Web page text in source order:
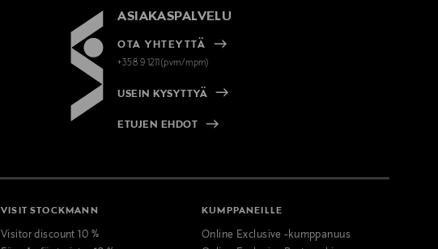
ASIAKASPALVELU
OTA YHTEYTTÄ
+358 9 1211(pvm/mpm)
USEIN KYSYTTYÄ
ETUJEN EHDOT
VISIT STOCKMANN
Visitor discount 10 %
KUMPPANEILLE
Online Exclusive -kumppanuus